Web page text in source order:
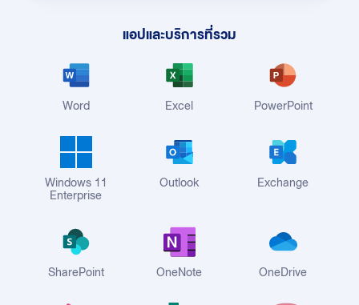
แอปและบริการที่รวม
Word Excel PowerPoint
Windows 11
Enterprise
Outlook Exchange
SharePoint OneNote OneDrive